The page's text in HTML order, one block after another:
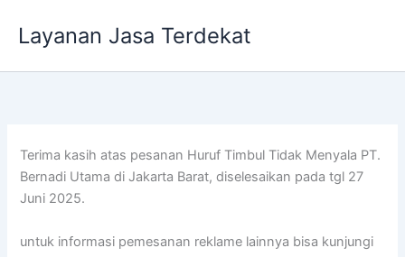
Layanan Jasa Terdekat
Terima kasih atas pesanan Huruf Timbul Tidak Menyala PT.
Bernadi Utama di Jakarta Barat, diselesaikan pada tgl 27
Juni 2025.
untuk informasi pemesanan reklame lainnya bisa kunjungi